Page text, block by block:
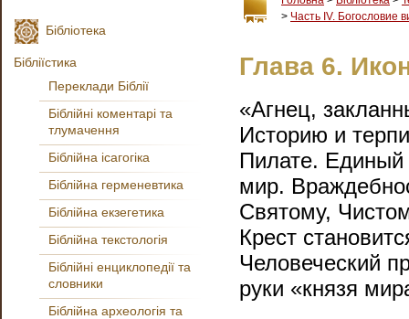
> Часть IV. Богословие
Глава 6.
«Агнец,
Историю и
Пилате. Единый
мир.
Святому,
Крест
Человеческий
руки «князя
Бібліотека
Бібліїстика
Переклади Біблії
Біблійні коментарі та
тлумачення
Біблійна ісагогіка
Біблійна герменевтика
Біблійна екзегетика
Біблійна текстологія
Біблійні енциклопедії та
словники
Біблійна археологія та